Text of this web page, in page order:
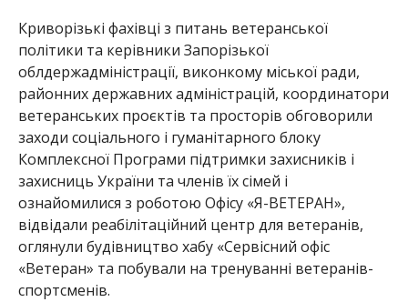
Криворізькі фахівці з питань ветеранської
політики та керівники Запорізької
облдержадміністрації, виконкому міської ради,
районних державних адміністрацій, координатори
ветеранських проєктів та просторів обговорили
заходи соціального і гуманітарного блоку
Комплексної Програми підтримки захисників і
захисниць України та членів їх сімей і
ознайомилися з роботою Офісу «Я-ВЕТЕРАН»,
відвідали реабілітаційний центр для ветеранів,
оглянули будівництво хабу «Сервісний офіс
«Ветеран» та побували на тренуванні ветеранів-
спортсменів.